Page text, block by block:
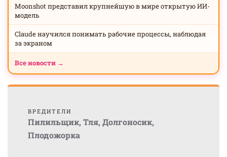
Moonshot представил крупнейшую в мире открытую ИИ-
модель
Claude научился понимать рабочие процессы, наблюдая
за экраном
Все новости →
ВРЕДИТЕЛИ
Пилильщик, Тля, Долгоносик,
Плодожорка